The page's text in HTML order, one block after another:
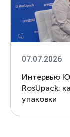
07.07.2026
Интервью
RosUpack:
упаковки